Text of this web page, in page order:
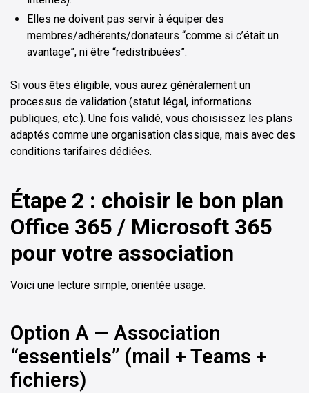
Elles ne doivent pas servir à équiper des
membres/adhérents/donateurs “comme si c’était un
avantage”, ni être “redistribuées”.
Si vous êtes éligible, vous aurez généralement un
processus de validation (statut légal, informations
publiques, etc.). Une fois validé, vous choisissez les plans
adaptés comme une organisation classique, mais avec des
conditions tarifaires dédiées.
Étape 2 : choisir le bon plan
Office 365 / Microsoft 365
pour votre association
Voici une lecture simple, orientée usage.
Option A — Association
“essentiels” (mail + Teams +
fichiers)